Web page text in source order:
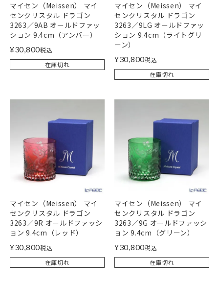
マイセン（Meissen） マイ
センクリスタル ドラゴン
3263／9AB オールドファッ
ション 9.4cm（アンバー）
¥30,800税込
在庫切れ
マイセン（Meissen） マイ
センクリスタル ドラゴン
3263／9LG オールドファッ
ション 9.4cm（ライトグリ
ーン）
¥30,800税込
在庫切れ
マイセン（Meissen） マイ
センクリスタル ドラゴン
3263／9R オールドファッシ
ョン 9.4cm（レッド）
¥30,800税込
在庫切れ
マイセン（Meissen） マイ
センクリスタル ドラゴン
3263／9G オールドファッシ
ョン 9.4cm（グリーン）
¥30,800税込
在庫切れ